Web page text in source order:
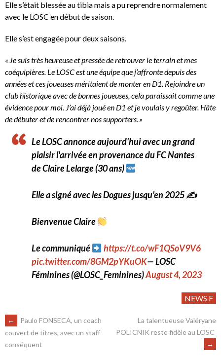
Elle s’était blessée au tibia mais a pu reprendre normalement
avec le LOSC en début de saison.
Elle s’est engagée pour deux saisons.
« Je suis très heureuse et pressée de retrouver le terrain et mes
coéquipières. Le LOSC est une équipe que j’affronte depuis des
années et ces joueuses méritaient de monter en D1. Rejoindre un
club historique avec de bonnes joueuses, cela paraissait comme une
évidence pour moi. J’ai déjà joué en D1 et je voulais y regoûter. Hâte
de débuter et de rencontrer nos supporters. »
Le LOSC annonce aujourd'hui avec un grand
plaisir l'arrivée en provenance du FC Nantes
de Claire Lelarge (30 ans)
Elle a signé avec les Dogues jusqu'en 2025 ✍️
Bienvenue Claire
Le communiqué
https://t.co/wF1QSoV9V6
pic.twitter.com/8GM2pYKuOK— LOSC
Féminines (@LOSC_Feminines)August 4, 2023
NEWS F
←
Paulo FONSECA, un coach
couvert de titres, avec un staff
conséquent
La talentueuse Valéryane
POLICNIK reste fidèle au LOSC
→